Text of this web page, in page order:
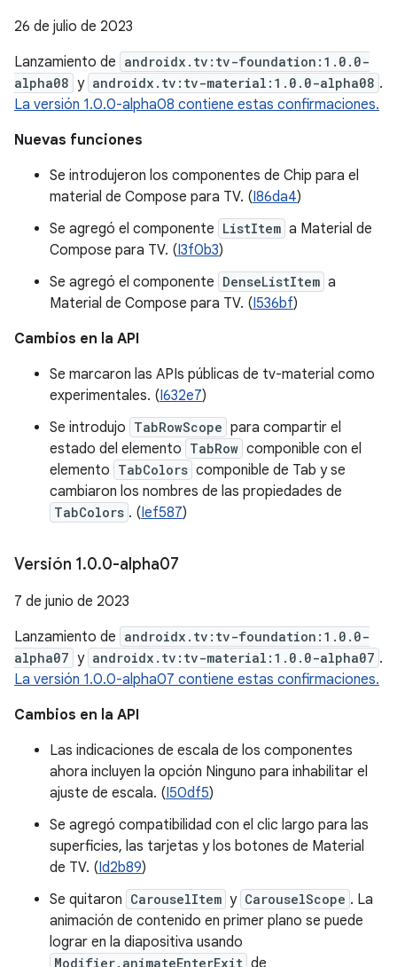
26 de julio de 2023
Lanzamiento de androidx.tv:tv-foundation:1.0.0-
alpha08 y androidx.tv:tv-material:1.0.0-alpha08 .
La versión 1.0.0-alpha08 contiene estas confirmaciones.
Nuevas funciones
Se introdujeron los componentes de Chip para el
material de Compose para TV. (I86da4)
Se agregó el componente ListItem a Material de
Compose para TV. (I3f0b3)
Se agregó el componente DenseListItem a
Material de Compose para TV. (I536bf)
Cambios en la API
Se marcaron las APIs públicas de tv-material como
experimentales. (I632e7)
Se introdujo TabRowScope para compartir el
estado del elemento TabRow componible con el
elemento TabColors componible de Tab y se
cambiaron los nombres de las propiedades de
TabColors . (Ief587)
Versión 1.0.0-alpha07
7 de junio de 2023
Lanzamiento de androidx.tv:tv-foundation:1.0.0-
alpha07 y androidx.tv:tv-material:1.0.0-alpha07 .
La versión 1.0.0-alpha07 contiene estas confirmaciones.
Cambios en la API
Las indicaciones de escala de los componentes
ahora incluyen la opción Ninguno para inhabilitar el
ajuste de escala. (I50df5)
Se agregó compatibilidad con el clic largo para las
superficies, las tarjetas y los botones de Material
de TV. (Id2b89)
Se quitaron CarouselItem y CarouselScope . La
animación de contenido en primer plano se puede
lograr en la diapositiva usando
Modifier.animateEnterExit de